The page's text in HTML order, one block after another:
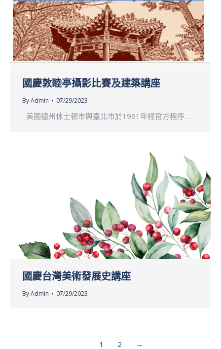
國慶敦睦亭攝影比賽及建築講座
ByAdmin 07/29/2023
美國德州休⼠頓市與臺北市於1961年經官⽅程序…
國慶台灣美術發展史講座
ByAdmin 07/29/2023
1 2 →